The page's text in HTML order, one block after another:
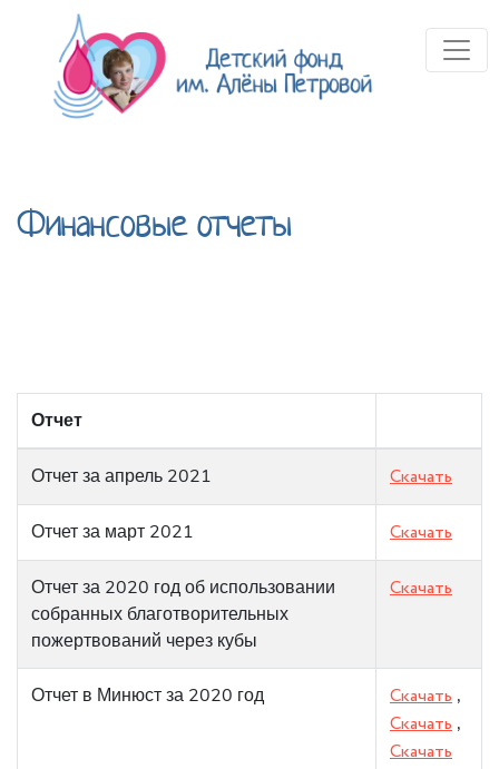
Финансовые отчеты
Отчет
Отчет за апрель 2021 Скачать
Отчет за март 2021 Скачать
Отчет за 2020 год об использовании
собранных благотворительных
пожертвований через кубы
Скачать
Отчет в Минюст за 2020 год Скачать ,
Скачать ,
Скачать